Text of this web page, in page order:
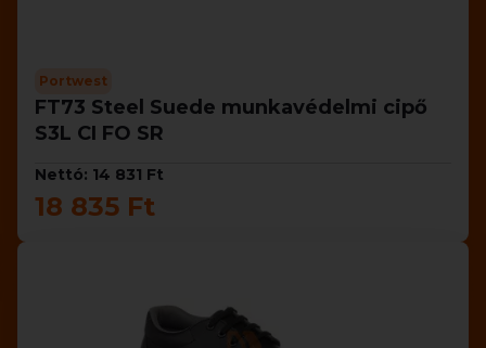
Portwest
FT73 Steel Suede munkavédelmi cipő
S3L CI FO SR
Nettó: 14 831 Ft
18 835 Ft